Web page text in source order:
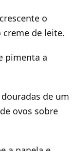
o
creme de leite.
pimenta a
de um
ovos sobre